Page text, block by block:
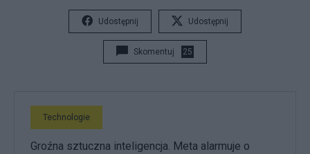
Udostępnij Udostępnij
Skomentuj 25
Technologie
Groźna sztuczna inteligencja. Meta alarmuje o